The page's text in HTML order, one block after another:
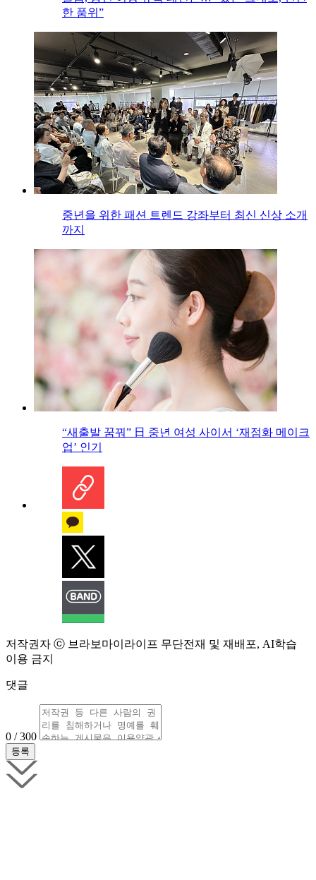
한 품위”
중년을 위한 패션 트렌드 강좌부터 최신 신상 소개
까지
“새출발 꿈꿔” 日 중년 여성 사이서 ‘재점화 메이크
업’ 인기
저작권자 ⓒ 브라보마이라이프 무단전재 및 재배포, AI학습
이용 금지
댓글
0 / 300